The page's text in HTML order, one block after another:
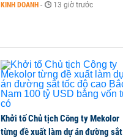
KINH DOANH - 13 giờ trước
Khởi tố Chủ tịch Công ty Mekolor
từng đề xuất làm dự án đường sắt